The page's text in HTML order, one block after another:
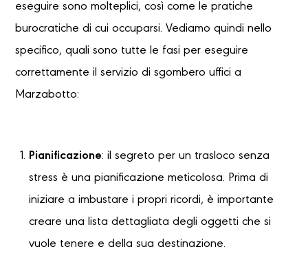
eseguire sono molteplici, così come le pratiche
burocratiche di cui occuparsi. Vediamo quindi nello
specifico, quali sono tutte le fasi per eseguire
correttamente il servizio di sgombero uffici a
Marzabotto:
Pianificazione: il segreto per un trasloco senza
stress è una pianificazione meticolosa. Prima di
iniziare a imbustare i propri ricordi, è importante
creare una lista dettagliata degli oggetti che si
vuole tenere e della sua destinazione.